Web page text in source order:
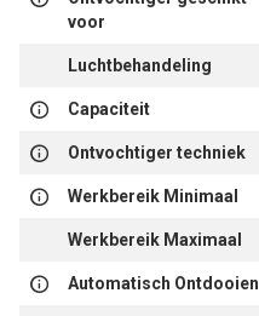
voor
Luchtbehandeling
Capaciteit
Ontvochtiger techniek
Werkbereik Minimaal
Werkbereik Maximaal
Automatisch Ontdooien